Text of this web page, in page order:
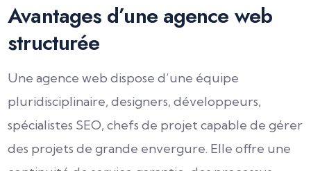
Avantages d’une agence web
structurée
Une agence web dispose d’une équipe
pluridisciplinaire, designers, développeurs,
spécialistes SEO, chefs de projet capable de gérer
des projets de grande envergure. Elle offre une